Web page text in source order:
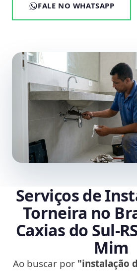
FALE NO WHATSAPP
Serviços de
Torneira no
Caxias do
Mim
Ao buscar por "instalação